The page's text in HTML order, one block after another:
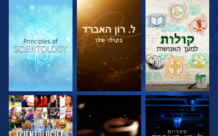
בדוק את הסדרה בדוק את הסדרה בדוק את הסדרה
בדוק את הסדרה בדוק את הסדרה צפה